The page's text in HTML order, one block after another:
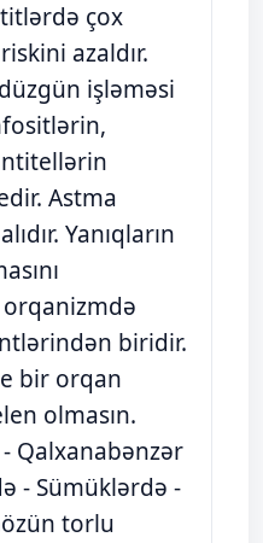
çox
azaldır.
işləməsi
Astma
Yanıqların
biridir.
bir orqan
olmasın.
Qalxanabənzər
- Sümüklərdə -
torlu